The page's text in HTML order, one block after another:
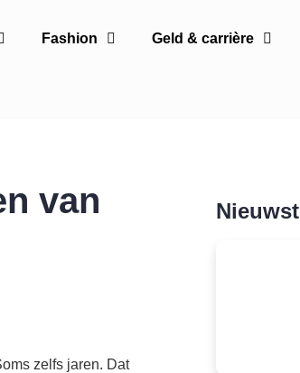
Fashion Geld & carrière
van
zelfs jaren. Dat